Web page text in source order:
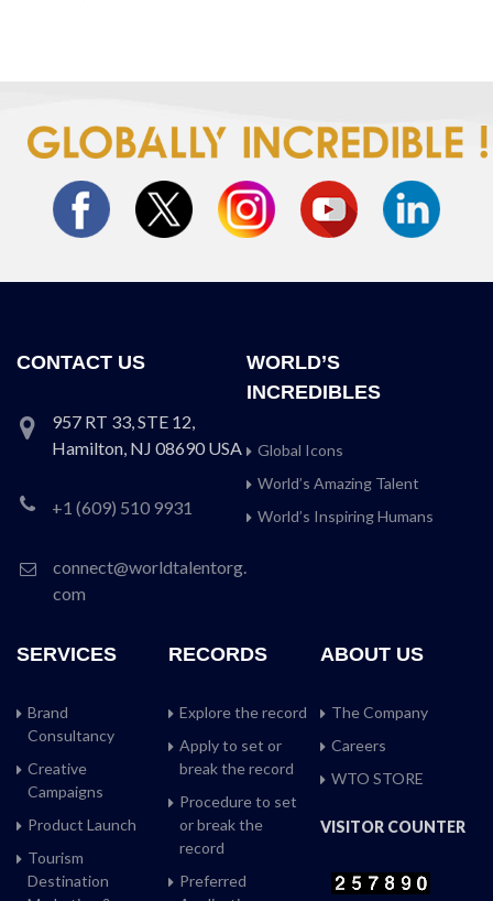
CONTACT US
957 RT 33, STE 12,
Hamilton, NJ 08690 USA
+1 (609) 510 9931
connect@worldtalentorg.
com
WORLD’S
INCREDIBLES
Global Icons
World’s Amazing Talent
World’s Inspiring Humans
SERVICES
Brand
Consultancy
Creative
Campaigns
Product Launch
Tourism
Destination
RECORDS
Explore the record
Apply to set or
break the record
Procedure to set
or break the
record
Preferred
ABOUT US
The Company
Careers
WTO STORE
VISITOR COUNTER